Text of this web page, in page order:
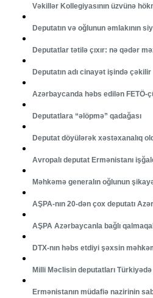
Vəkillər Kollegiyasının üzvünə
Deputatın və oğlunun əmlakının
Deputatlar tətilə çıxır: nə qədər
Deputatın adı cinayət işində çəkilir
Azərbaycanda həbs edilən FETÖ-
Deputatlara “əlöpmə” qadağası
Deputat döyülərək xəstəxanalıq
Avropalı deputat Ermənistanı
Məhkəmə generalın oğlunun
AŞPA-nın 20-dən çox deputatı
AŞPA Azərbaycanla bağlı
DTX-nın həbs etdiyi şəxsin
Milli Məclisin deputatları
Ermənistanın müdafiə nazirinin